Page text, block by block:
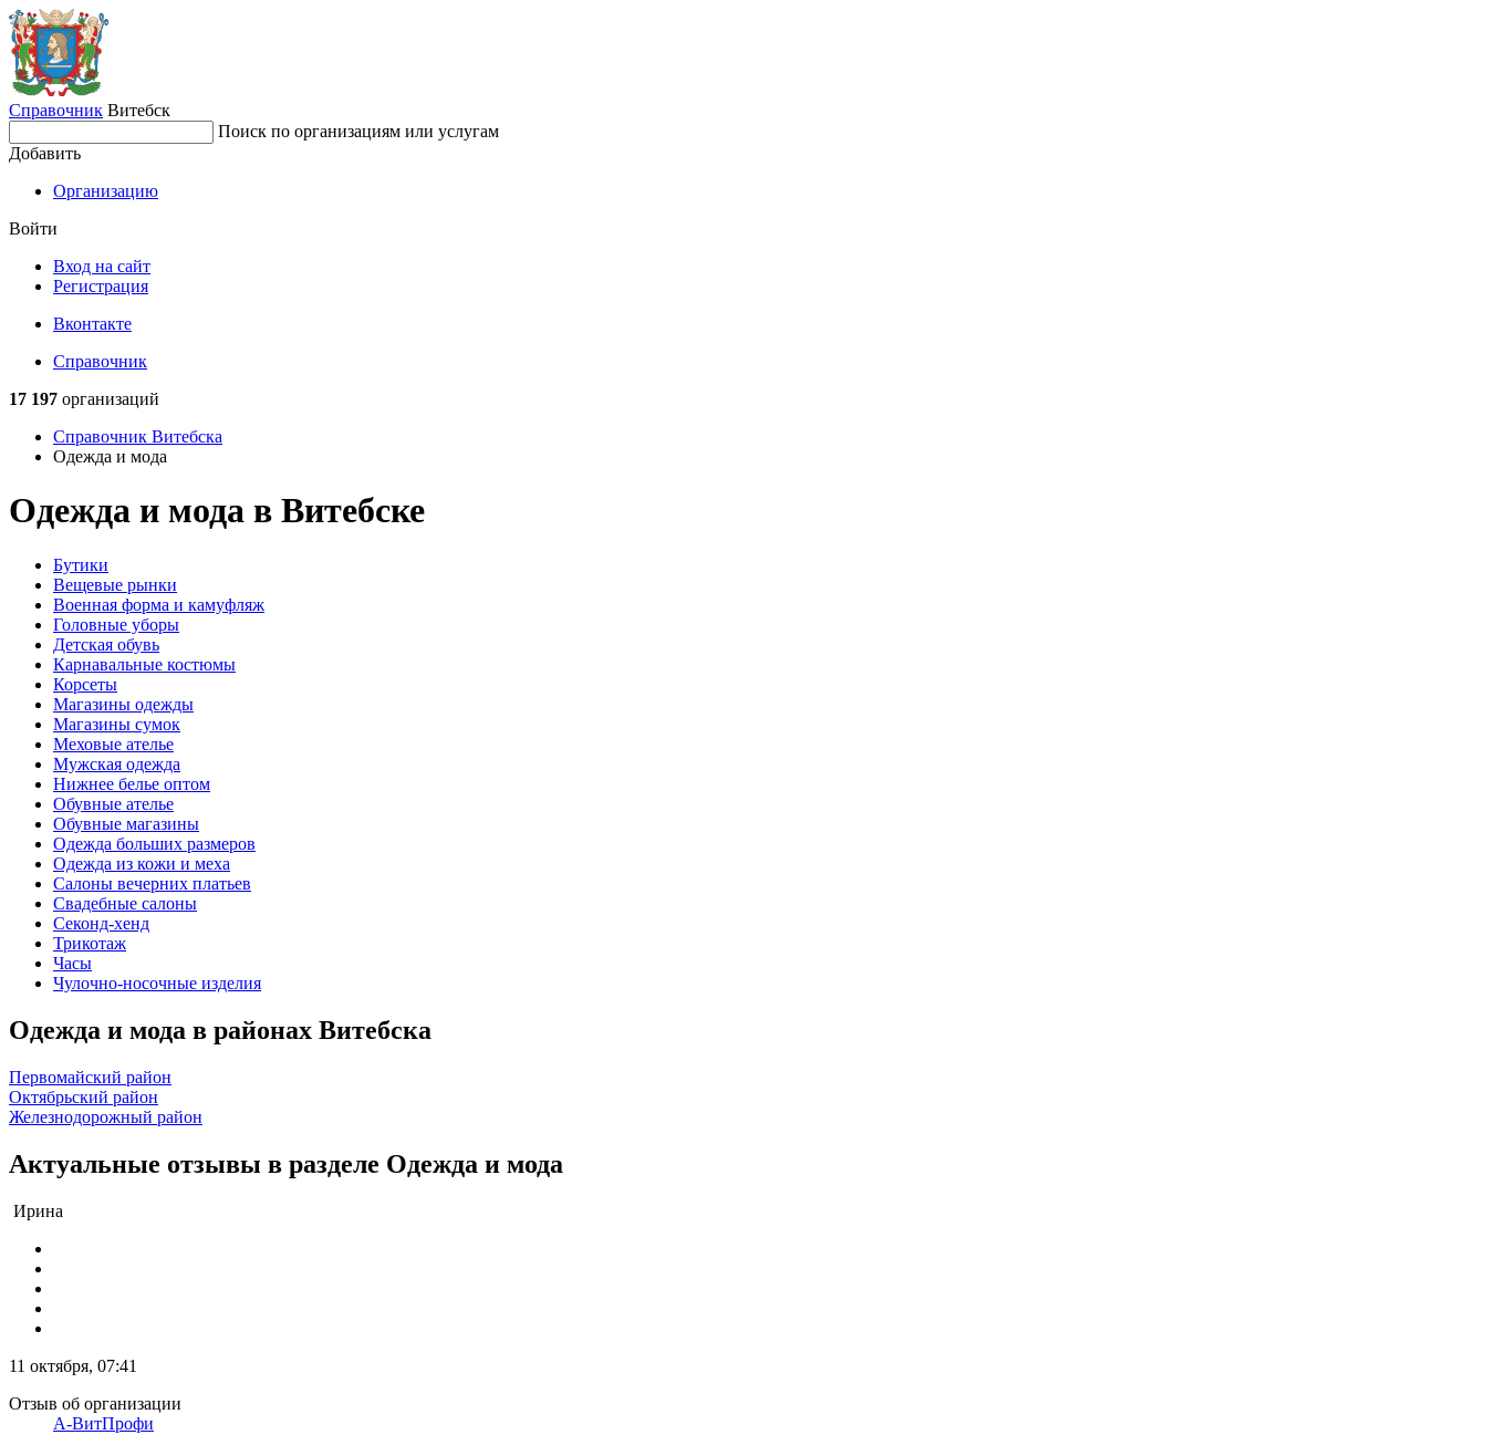
Справочник Витебск
Поиск по организациям или услугам
Добавить
Организацию
Войти
Вход на сайт
Регистрация
Вконтакте
Справочник
17 197 организаций
Справочник Витебска
Одежда и мода
Одежда и мода в Витебске
Бутики
Вещевые рынки
Военная форма и камуфляж
Головные уборы
Детская обувь
Карнавальные костюмы
Корсеты
Магазины одежды
Магазины сумок
Меховые ателье
Мужская одежда
Нижнее белье оптом
Обувные ателье
Обувные магазины
Одежда больших размеров
Одежда из кожи и меха
Салоны вечерних платьев
Свадебные салоны
Секонд-хенд
Трикотаж
Часы
Чулочно-носочные изделия
Одежда и мода в районах Витебска
Первомайский район
Октябрьский район
Железнодорожный район
Актуальные отзывы в разделе Одежда и мода
Ирина
11 октября, 07:41
Отзыв об организации
А-ВитПрофи